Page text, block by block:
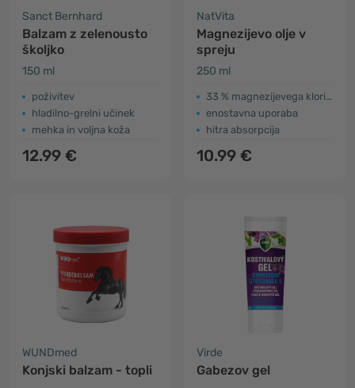
Sanct Bernhard
Balzam z zelenousto
školjko
150 ml
poživitev
hladilno-grelni učinek
mehka in voljna koža
12.99 €
NatVita
Magnezijevo olje v
spreju
250 ml
33 % magnezijevega klorida
enostavna uporaba
hitra absorpcija
10.99 €
WUNDmed
Konjski balzam - topli
Virde
Gabezov gel